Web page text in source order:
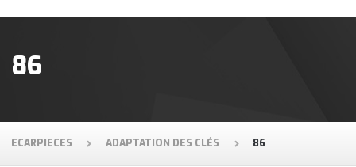
86
ECARPIECES ADAPTATION DES CLÉS 86